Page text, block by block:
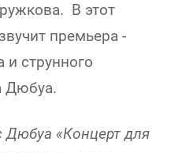
В этот
премьера -
и струнного
Дюбуа.
«Концерт для